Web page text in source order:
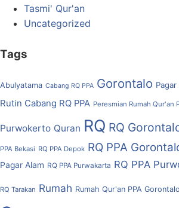
Tasmi' Qur'an
Uncategorized
Tags
Abulyatama Cabang RQ PPA Gorontalo Pagar
Rutin Cabang RQ PPA Peresmian Rumah Qur'an
Purwokerto Quran RQ RQ
PPA Bekasi RQ PPA Depok RQ PPA
Pagar Alam RQ PPA Purwakarta RQ PPA
RQ Tarakan Rumah Rumah Qur'an PPA Gorontalo